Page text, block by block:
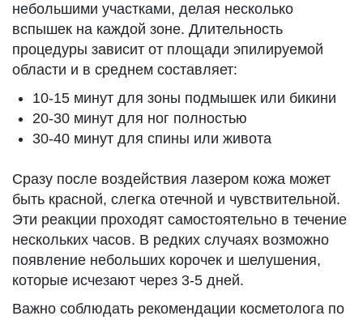
небольшими участками, делая несколько
вспышек на каждой зоне. Длительность
процедуры зависит от площади эпилируемой
области и в среднем составляет:
10-15 минут для зоны подмышек или бикини
20-30 минут для ног полностью
30-40 минут для спины или живота
Сразу после воздействия лазером кожа может
быть красной, слегка отечной и чувствительной.
Эти реакции проходят самостоятельно в течение
нескольких часов. В редких случаях возможно
появление небольших корочек и шелушения,
которые исчезают через 3-5 дней.
Важно соблюдать рекомендации косметолога по